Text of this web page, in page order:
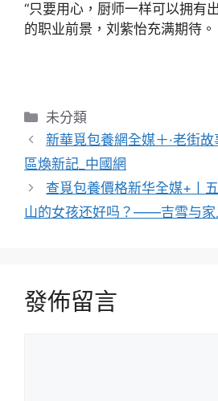
“只要用心，厨师一样可以拥有
的职业前景，刘紫怡充满期待。
分
類
未分類
新華覓包養網全媒＋·老街
區煥新記_中國網
查覓包養價格新华全媒+丨
山的女孩还好吗？——吉雪与家
發佈留言